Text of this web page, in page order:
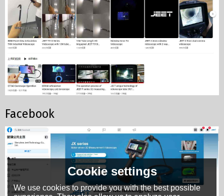
Facebook
Cookie settings
We use cookies to provide you with the best possible